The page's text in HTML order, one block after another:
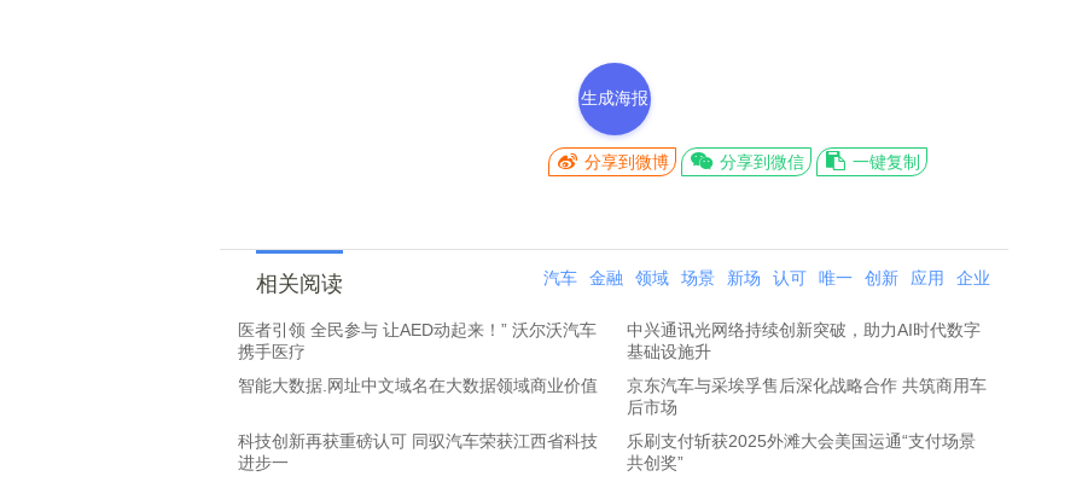
生成海报
分享到微博 分享到微信 一键复制
相关阅读 汽车 金融 领域 场景 新场 认可 唯一 创新 应用 企业
医者引领 全民参与 让AED动起来！” 沃尔沃汽车
携手医疗
中兴通讯光网络持续创新突破，助力AI时代数字
基础设施升
智能大数据.网址中文域名在大数据领域商业价值
京东汽车与采埃孚售后深化战略合作 共筑商用车
后市场
科技创新再获重磅认可 同驭汽车荣获江西省科技
进步一
乐刷支付斩获2025外滩大会美国运通“支付场景
共创奖”